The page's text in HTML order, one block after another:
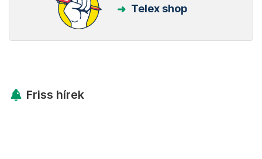
Telex shop
Friss hírek